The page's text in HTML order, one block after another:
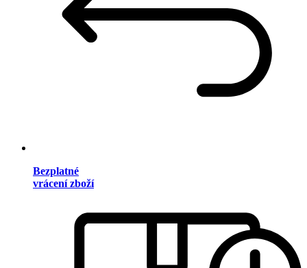
Bezplatné
vrácení zboží